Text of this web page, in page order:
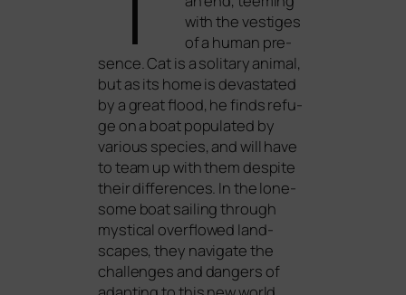
with the ves­ti­ges
of a human pre­
sence. Cat is a soli­ta­ry ani­mal,
but as its home is devas­ta­ted
by a gre­at flood, he finds refu­
ge on a boat popu­la­ted by
various spe­ci­es, and will have
to team up with them despi­te
their dif­fe­ren­ces. In the lone­
so­me boat sai­ling through
mys­ti­cal over­flowed land­
scapes, they navi­ga­te the
chal­lenges and dan­gers of